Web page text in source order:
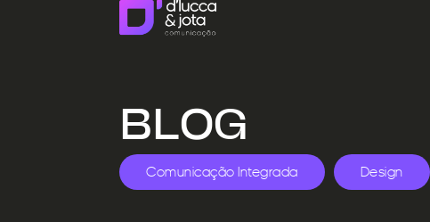
BLOG
Comunicação Integrada Design